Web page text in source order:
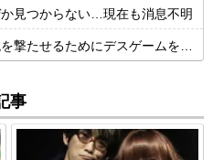
見つからない…現在も消息不明
ためにデスゲームを開催するはりーシ
事